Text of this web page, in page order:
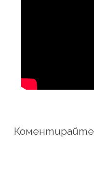
Коментирайте